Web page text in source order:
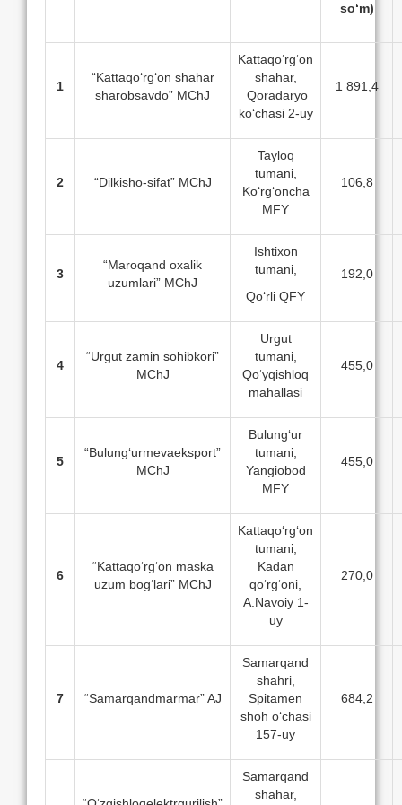
so‘m)
1
“Kattaqo‘rg‘on shahar
sharobsavdo” MChJ
Kattaqo‘rg‘on
shahar,
Qoradaryo
ko‘chasi 2-uy
1 891,4
2 “Dilkisho-sifat” MChJ
Tayloq
tumani,
Ko‘rg‘oncha
MFY
106,8
3
“Maroqand oxalik
uzumlari” MChJ
Ishtixon
tumani,
Qo‘rli QFY
192,0
4
“Urgut zamin sohibkori”
MChJ
Urgut
tumani,
Qo‘yqishloq
mahallasi
455,0
5
“Bulung‘urmevaeksport”
MChJ
Bulung‘ur
tumani,
Yangiobod
MFY
455,0
6
“Kattaqo‘rg‘on maska
uzum bog‘lari” MChJ
Kattaqo‘rg‘on
tumani,
Kadan
qo‘rg‘oni,
A.Navoiy 1-
uy
270,0
7 “Samarqandmarmar” AJ
Samarqand
shahri,
Spitamen
shoh o‘chasi
157-uy
684,2
Samarqand
shahar,